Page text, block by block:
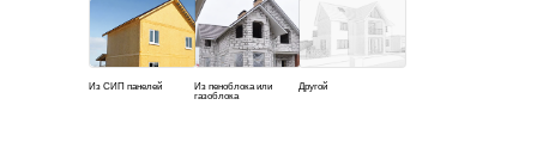
Из СИП панелей
Из пеноблока или
газоблока
Другой